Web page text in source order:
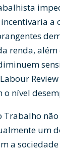
a
renda,
o nível
Trabalho
um
a